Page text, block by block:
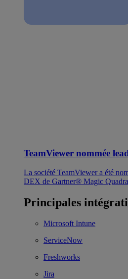
TeamViewer nommée
La société TeamViewer a été
DEX de Gartner® Magic
Principales
Microsoft Intune
ServiceNow
Freshworks
Jira